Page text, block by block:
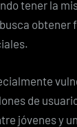
tener la
de
jóvenes y